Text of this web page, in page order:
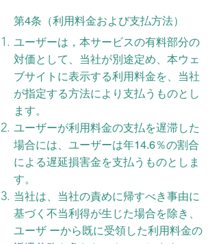
第4条（利用料金および支払方法）
ユーザーは，本サービスの有料部分の
対価として、当社が別途定め、本ウェ
ブサイトに表示する利用料金を、当社
が指定する方法により支払うものとし
ます。
ユーザーが利用料金の支払を遅滞した
場合には、ユーザーは年14.6％の割合
による遅延損害金を支払うものとしま
す。
当社は、当社の責めに帰すべき事由に
基づく不当利得が生じた場合を除き、
ユーザ ーから既に受領した利用料金の